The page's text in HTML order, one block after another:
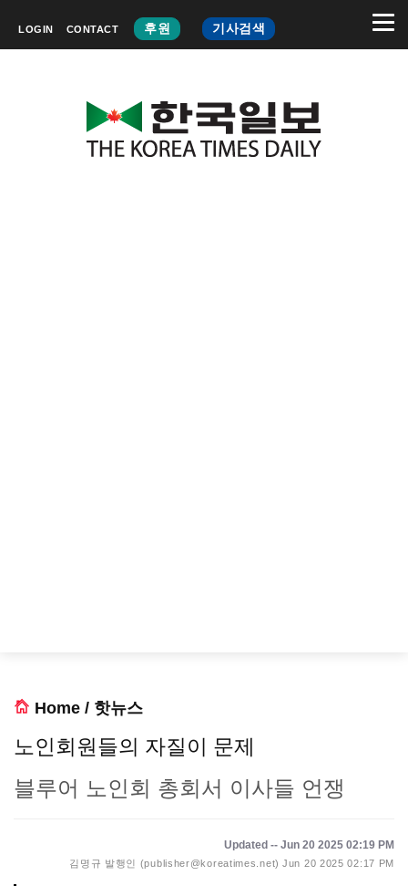
LOGIN CONTACT 후원 기사검색
Home / 핫뉴스
노인회원들의 자질이 문제
블루어 노인회 총회서 이사들 언쟁
Updated -- Jun 20 2025 02:19 PM
김명규 발행인 (publisher@koreatimes.net) Jun 20 2025 02:17 PM